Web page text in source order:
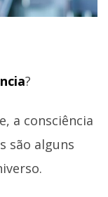
?
a consciência
são alguns